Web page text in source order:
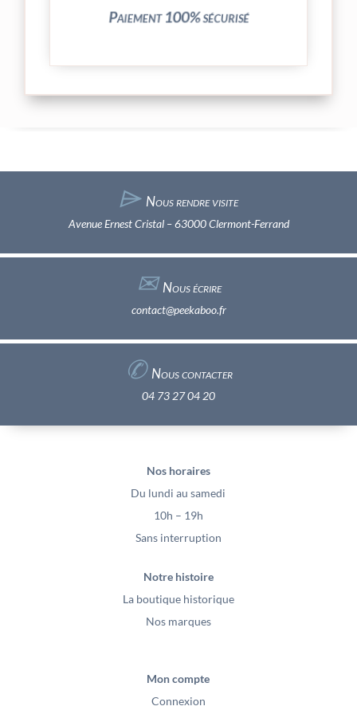
Paiement 100% sécurisé
⌲ Nous rendre visite
Avenue Ernest Cristal – 63000 Clermont-Ferrand
✉︎Nous écrire
contact@peekaboo.fr
✆ Nous contacter
04 73 27 04 20
Nos horaires
Du lundi au samedi
10h – 19h
Sans interruption
Notre histoire
La boutique historique
Nos marques
Mon compte
Connexion